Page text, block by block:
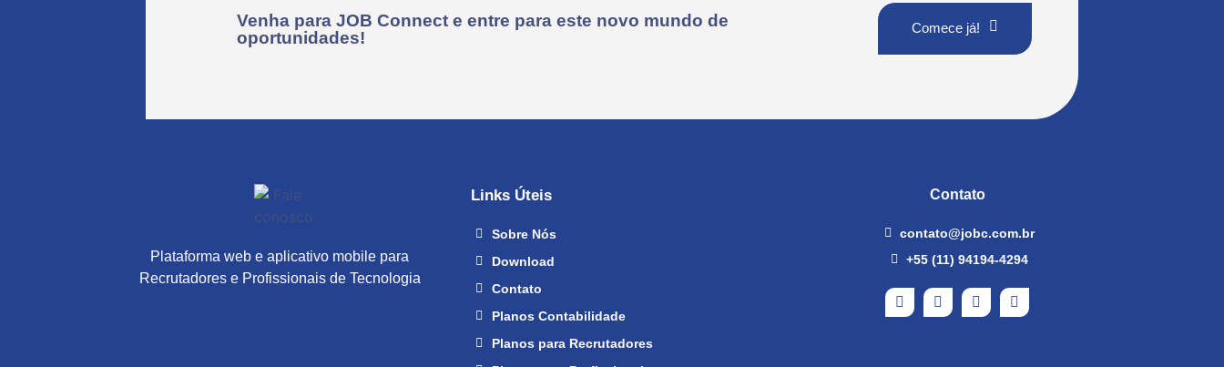
Venha para JOB Connect e entre para este novo mundo de
oportunidades!
Comece já!
Plataforma web e aplicativo mobile para
Recrutadores e Profissionais de Tecnologia
Links Úteis
Sobre Nós
Download
Contato
Planos Contabilidade
Planos para Recrutadores
Contato
contato@jobc.com.br
+55 (11) 94194-4294